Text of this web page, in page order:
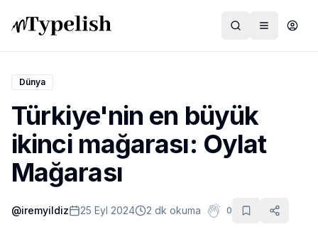
Dünya
Film ve Dizi
Kültür ve Sanat
Sağlık
Dünya
Türkiye'nin en büyük
ikinci mağarası: Oylat
Mağarası
@iremyildiz 25 Eyl 2024 2 dk okuma 0